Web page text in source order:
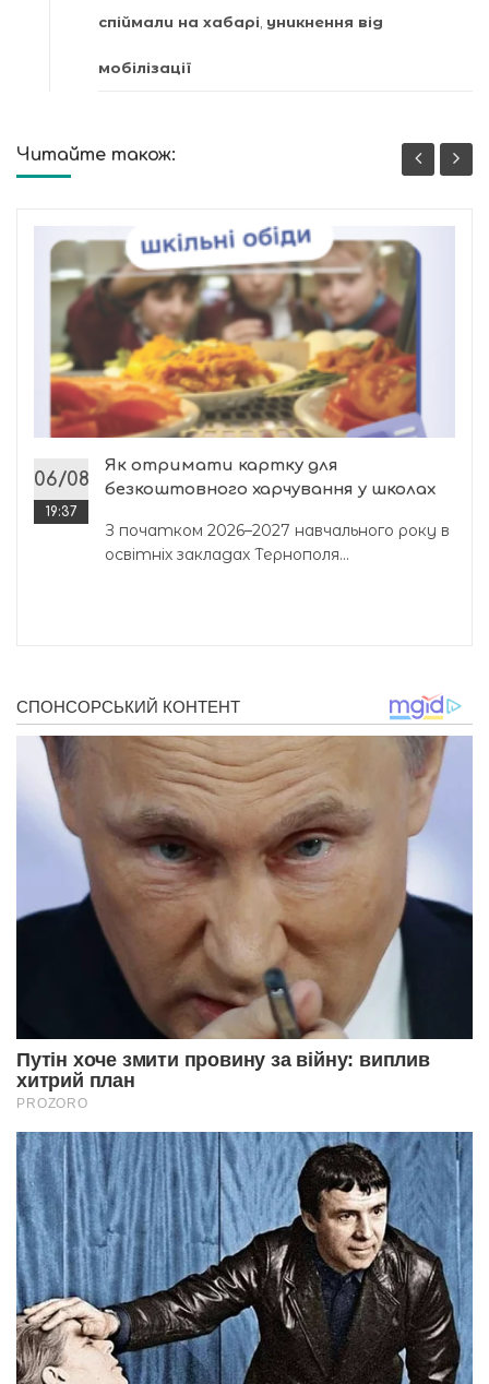
спіймали на хабарі уникнення від
мобілізації
Читайте також:
06/08
19:37
Як отримати картку для
безкоштовного харчування у школах
З початком 2026–2027 навчального року в
освітніх закладах Тернополя...